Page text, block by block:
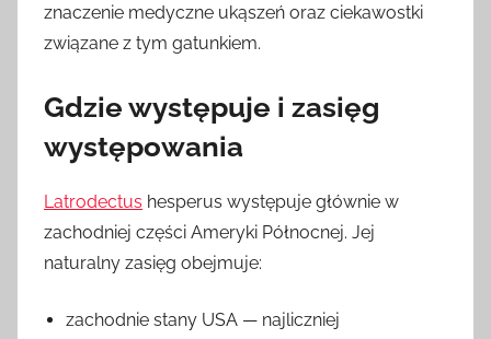
znaczenie medyczne ukąszeń oraz ciekawostki
związane z tym gatunkiem.
Gdzie występuje i zasięg
występowania
Latrodectus hesperus występuje głównie w
zachodniej części Ameryki Północnej. Jej
naturalny zasięg obejmuje:
zachodnie stany USA — najliczniej